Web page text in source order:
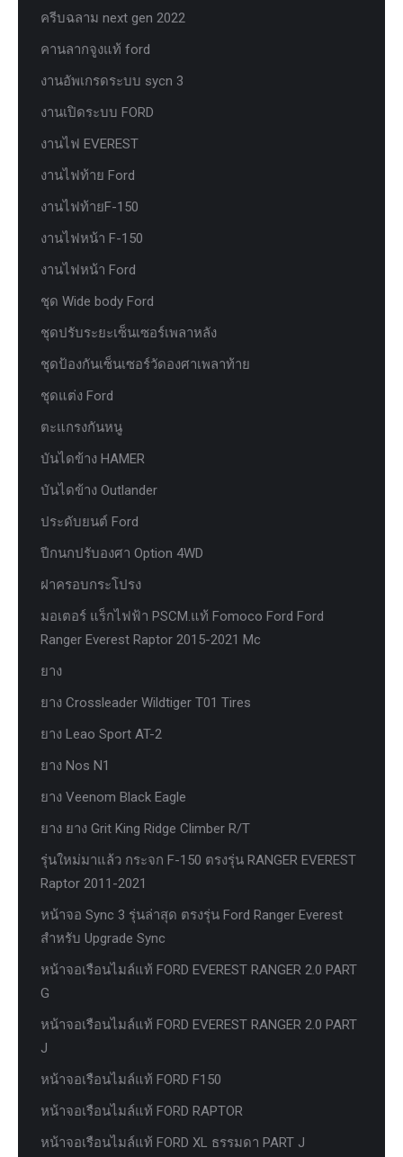
ครีบฉลาม next gen 2022
คานลากจูงแท้ ford
งานอัพเกรดระบบ sycn 3
งานเปิดระบบ FORD
งานไฟ EVEREST
งานไฟท้าย Ford
งานไฟท้ายF-150
งานไฟหน้า F-150
งานไฟหน้า Ford
ชุด Wide body Ford
ชุดปรับระยะเซ็นเซอร์เพลาหลัง
ชุดป้องกันเซ็นเซอร์วัดองศาเพลาท้าย
ชุดแต่ง Ford
ตะแกรงกันหนู
บันไดข้าง HAMER
บันไดข้าง Outlander
ประดับยนต์ Ford
ปีกนกปรับองศา Option 4WD
ฝาครอบกระโปรง
มอเตอร์ แร็กไฟฟ้า PSCM.แท้ Fomoco Ford Ford
Ranger Everest Raptor 2015-2021 Mc
ยาง
ยาง Crossleader Wildtiger T01 Tires
ยาง Leao Sport AT-2
ยาง Nos N1
ยาง Veenom Black Eagle
ยาง ยาง Grit King Ridge Climber R/T
รุ่นใหม่มาแล้ว กระจก F-150 ตรงรุ่น RANGER EVEREST
Raptor 2011-2021
หน้าจอ Sync 3 รุ่นล่าสุด ตรงรุ่น Ford Ranger Everest
สำหรับ Upgrade Sync
หน้าจอเรือนไมล์แท้ FORD EVEREST RANGER 2.0 PART
G
หน้าจอเรือนไมล์แท้ FORD EVEREST RANGER 2.0 PART
J
หน้าจอเรือนไมล์แท้ FORD F150
หน้าจอเรือนไมล์แท้ FORD RAPTOR
หน้าจอเรือนไมล์แท้ FORD XL ธรรมดา PART J